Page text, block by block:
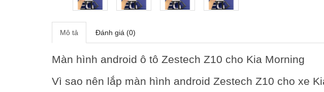
Mô tả Đánh giá (0)
Màn hình android ô tô Zestech Z10 cho Kia Morning
Vì sao nên lắp màn hình android Zestech Z10 cho xe